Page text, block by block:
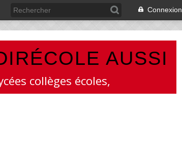
Connexion
AUSSI
collèges écoles,